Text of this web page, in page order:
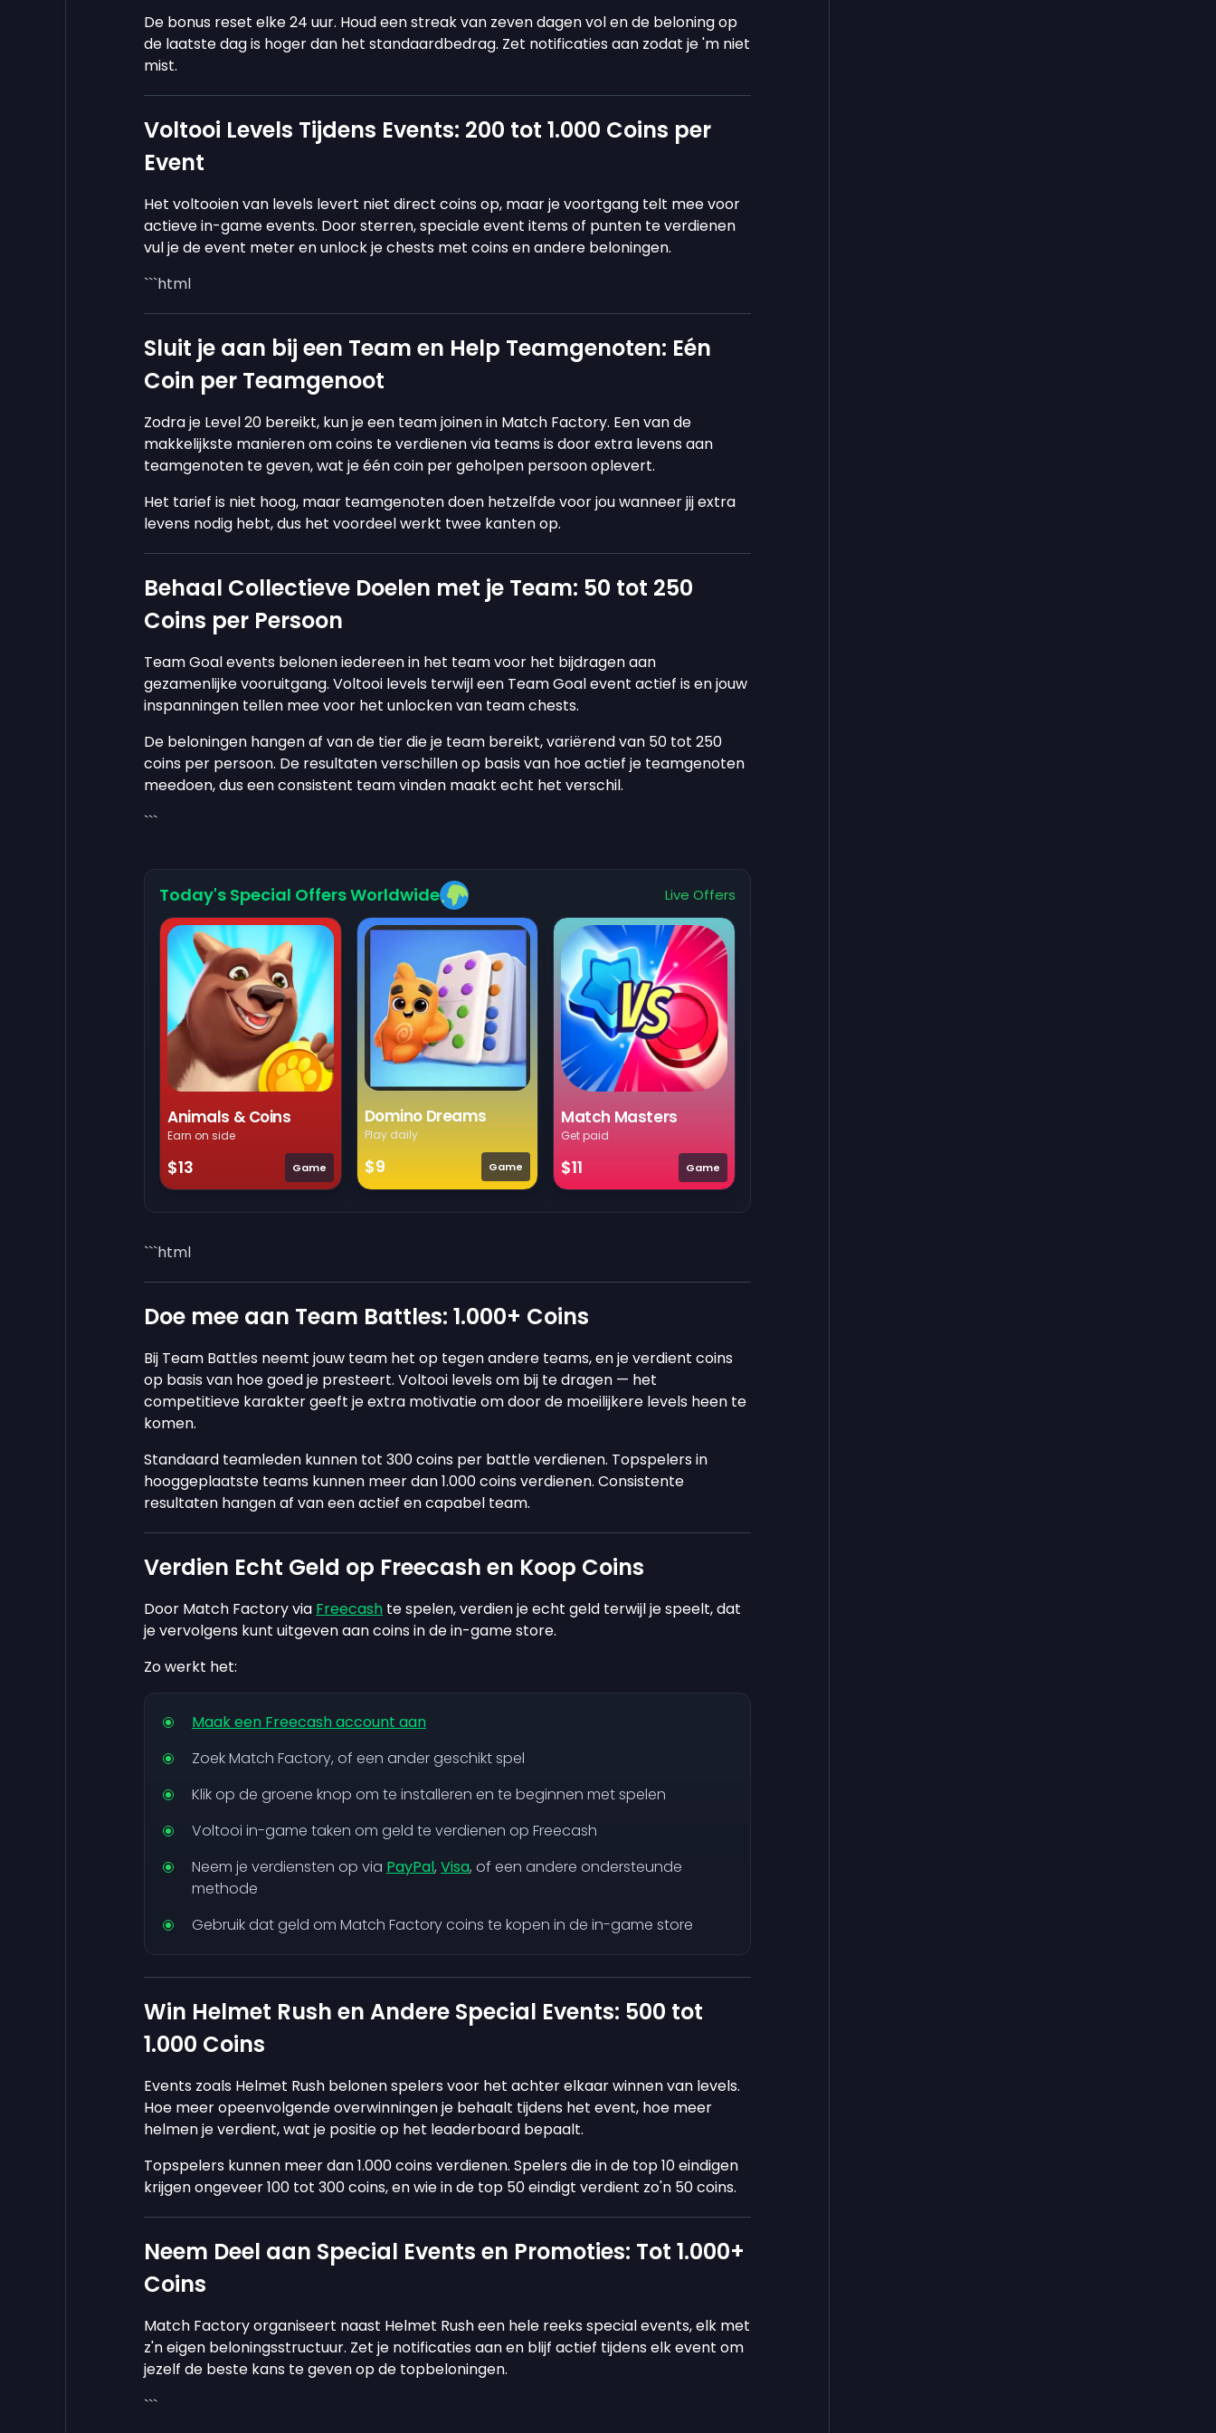
De bonus reset elke 24 uur. Houd een streak van zeven dagen vol en de beloning op
de laatste dag is hoger dan het standaardbedrag. Zet notificaties aan zodat je 'm niet
mist.
Voltooi Levels Tijdens Events: 200 tot 1.000 Coins per
Event
Het voltooien van levels levert niet direct coins op, maar je voortgang telt mee voor
actieve in-game events. Door sterren, speciale event items of punten te verdienen
vul je de event meter en unlock je chests met coins en andere beloningen.
```html
Sluit je aan bij een Team en Help Teamgenoten: Eén
Coin per Teamgenoot
Zodra je Level 20 bereikt, kun je een team joinen in Match Factory. Een van de
makkelijkste manieren om coins te verdienen via teams is door extra levens aan
teamgenoten te geven, wat je één coin per geholpen persoon oplevert.
Het tarief is niet hoog, maar teamgenoten doen hetzelfde voor jou wanneer jij extra
levens nodig hebt, dus het voordeel werkt twee kanten op.
Behaal Collectieve Doelen met je Team: 50 tot 250
Coins per Persoon
Team Goal events belonen iedereen in het team voor het bijdragen aan
gezamenlijke vooruitgang. Voltooi levels terwijl een Team Goal event actief is en jouw
inspanningen tellen mee voor het unlocken van team chests.
De beloningen hangen af van de tier die je team bereikt, variërend van 50 tot 250
coins per persoon. De resultaten verschillen op basis van hoe actief je teamgenoten
meedoen, dus een consistent team vinden maakt echt het verschil.
```
Today's Special Offers Worldwide Live Offers
Animals & Coins
Earn on side
$13 Game
Domino Dreams
Play daily
$9 Game
Match Masters
Get paid
$11 Game
```html
Doe mee aan Team Battles: 1.000+ Coins
Bij Team Battles neemt jouw team het op tegen andere teams, en je verdient coins
op basis van hoe goed je presteert. Voltooi levels om bij te dragen — het
competitieve karakter geeft je extra motivatie om door de moeilijkere levels heen te
komen.
Standaard teamleden kunnen tot 300 coins per battle verdienen. Topspelers in
hooggeplaatste teams kunnen meer dan 1.000 coins verdienen. Consistente
resultaten hangen af van een actief en capabel team.
Verdien Echt Geld op Freecash en Koop Coins
Door Match Factory via Freecash te spelen, verdien je echt geld terwijl je speelt, dat
je vervolgens kunt uitgeven aan coins in de in-game store.
Zo werkt het:
Maak een Freecash account aan
Zoek Match Factory, of een ander geschikt spel
Klik op de groene knop om te installeren en te beginnen met spelen
Voltooi in-game taken om geld te verdienen op Freecash
Neem je verdiensten op via PayPal, Visa, of een andere ondersteunde
methode
Gebruik dat geld om Match Factory coins te kopen in de in-game store
Win Helmet Rush en Andere Special Events: 500 tot
1.000 Coins
Events zoals Helmet Rush belonen spelers voor het achter elkaar winnen van levels.
Hoe meer opeenvolgende overwinningen je behaalt tijdens het event, hoe meer
helmen je verdient, wat je positie op het leaderboard bepaalt.
Topspelers kunnen meer dan 1.000 coins verdienen. Spelers die in de top 10 eindigen
krijgen ongeveer 100 tot 300 coins, en wie in de top 50 eindigt verdient zo'n 50 coins.
Neem Deel aan Special Events en Promoties: Tot 1.000+
Coins
Match Factory organiseert naast Helmet Rush een hele reeks special events, elk met
z'n eigen beloningsstructuur. Zet je notificaties aan en blijf actief tijdens elk event om
jezelf de beste kans te geven op de topbeloningen.
```